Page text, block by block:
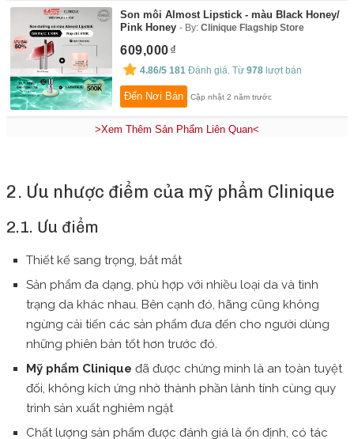
Son môi Almost Lipstick - màu Black Honey/
Pink Honey
By:Clinique Flagship Store
609,000
4.86/5 181 Đánh giá. Từ978 lượt bán
Đến Nơi Bán Cập nhật 2 năm trước
>Xem Thêm Sản Phẩm Liên Quan<
2. Ưu nhược điểm của mỹ phẩm Clinique
2.1. Ưu điểm
Thiết kế sang trọng, bắt mắt
Sản phẩm đa dạng, phù hợp với nhiều loại da và tình
trạng da khác nhau. Bên cạnh đó, hãng cũng không
ngừng cải tiến các sản phẩm đưa đến cho người dùng
những phiên bản tốt hơn trước đó.
Mỹ phẩm Clinique đã được chứng minh là an toàn tuyệt
đối, không kích ứng nhờ thành phần lành tính cùng quy
trình sản xuất nghiêm ngặt
Chất lượng sản phẩm được đánh giá là ổn định, có tác